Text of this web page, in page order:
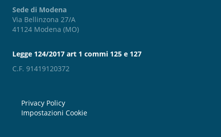
Sede di Modena
Via Bellinzona 27/A
41124 Modena (MO)
Legge 124/2017 art 1 commi 125 e 127
C.F. 91419120372
Privacy Policy
Impostazioni Cookie